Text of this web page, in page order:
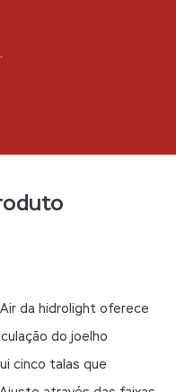
da hidrolight oferece
do joelho
cinco talas que